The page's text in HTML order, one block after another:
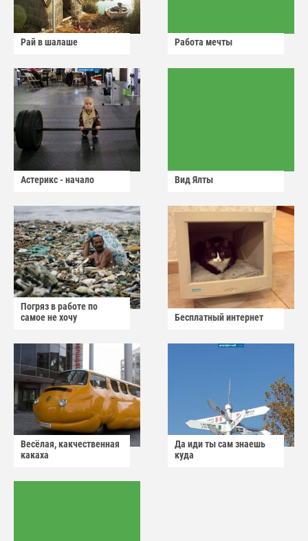
Рай в шалаше Работа мечты
Астерикс - начало Вид Ялты
Погряз в работе по
самое не хочу
Бесплатный интернет
Весёлая, какчественная
какаха
Да иди ты сам знаешь
куда